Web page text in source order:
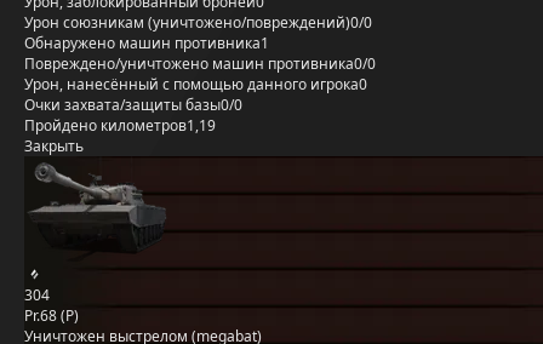
Урон союзникам (уничтожено/повреждений)0/0
Обнаружено машин противника1
Повреждено/уничтожено машин противника0/0
Урон, нанесённый с помощью данного игрока0
Очки захвата/защиты базы0/0
Пройдено километров1,19
Закрыть
304
Pr.68 (P)
Уничтожен выстрелом (megabat)